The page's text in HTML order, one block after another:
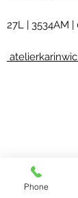
27L | 3534AM |
Phone